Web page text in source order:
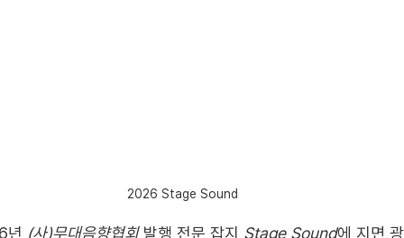
2026 Stage Sound
년 (사)무대음향협회 발행 전문 잡지 Stage Sound에 지면